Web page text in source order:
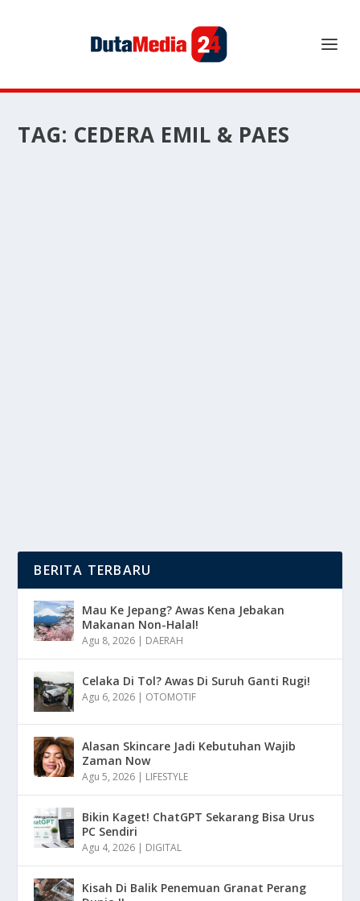
TAG: CEDERA EMIL & PAES
BERITA TERBARU
Mau Ke Jepang? Awas Kena Jebakan
Makanan Non-Halal!
Agu 8, 2026 | DAERAH
Celaka Di Tol? Awas Di Suruh Ganti Rugi!
Agu 6, 2026 | OTOMOTIF
Alasan Skincare Jadi Kebutuhan Wajib
Zaman Now
Agu 5, 2026 | LIFESTYLE
Bikin Kaget! ChatGPT Sekarang Bisa Urus
PC Sendiri
Agu 4, 2026 | DIGITAL
Kisah Di Balik Penemuan Granat Perang